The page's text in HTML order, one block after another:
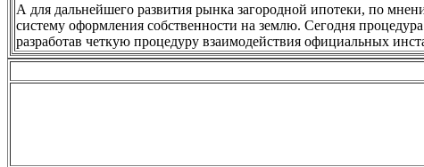
А для дальнейшего развития рынка загородной ипотеки, по
систему оформления собственности на землю. Сегодня
разработав четкую процедуру взаимодействия официальных